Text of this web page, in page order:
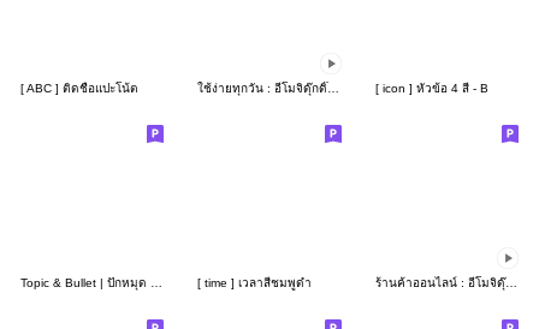
[ ABC ] ติดชื่อแปะโน้ต ใช้ง่ายทุกวัน : อีโมจิดุ๊กดิ๊กน่ารัก [ icon ] หัวข้อ 4 สี - B
[ time ] เวลาสีชมพูดำ ร้านค้าออนไลน์ : อีโมจิดุ๊กดิ๊กน่ารัก